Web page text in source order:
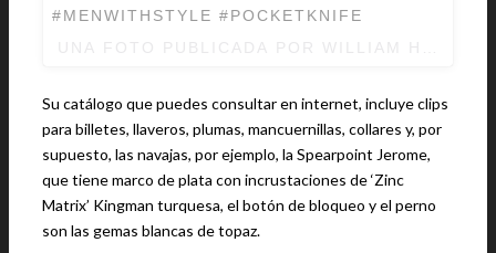
#MENWITHSTYLE #POCKETKNIFE
Su catálogo que puedes consultar en internet, incluye clips
para billetes, llaveros, plumas, mancuernillas, collares y, por
supuesto, las navajas, por ejemplo, la Spearpoint Jerome,
que tiene marco de plata con incrustaciones de ‘Zinc
Matrix’ Kingman turquesa, el botón de bloqueo y el perno
son las gemas blancas de topaz.